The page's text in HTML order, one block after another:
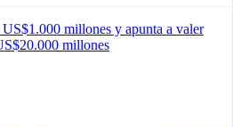
millones y apunta a valer
millones